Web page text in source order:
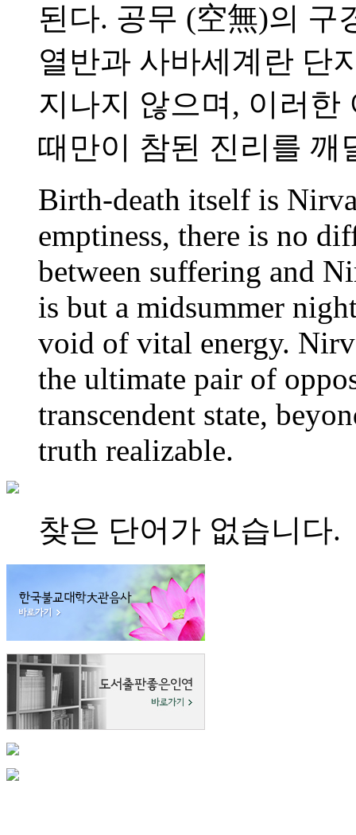
된다. 공무 (空無)의 구
열반과 사바세계란 단
지나지 않으며, 이러한
때만이 참된 진리를 깨
Birth-death itself is
emptiness, there is no
between suffering and
is but a midsummer
void of vital energy.
the ultimate pair of
transcendent state,
truth realizable.
찾은 단어가 없습니다.